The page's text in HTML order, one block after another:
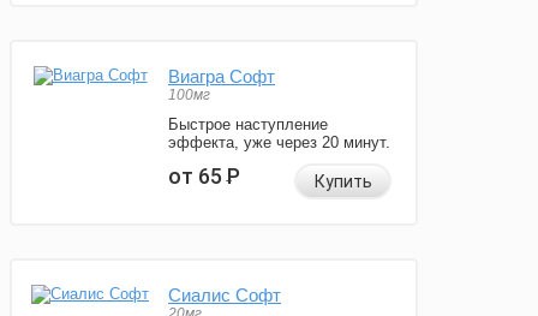
Виагра Софт
100мг
Быстрое наступление
эффекта, уже через 20 минут.
от 65Р Купить
Сиалис Софт